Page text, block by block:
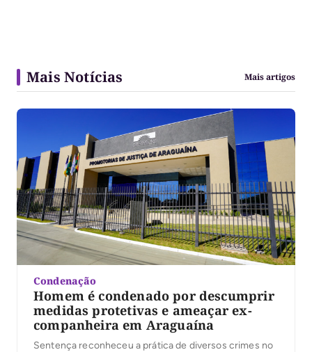
Mais Notícias Mais artigos
Condenação
Homem é condenado por descumprir
medidas protetivas e ameaçar ex-
companheira em Araguaína
Sentença reconheceu a prática de diversos crimes no